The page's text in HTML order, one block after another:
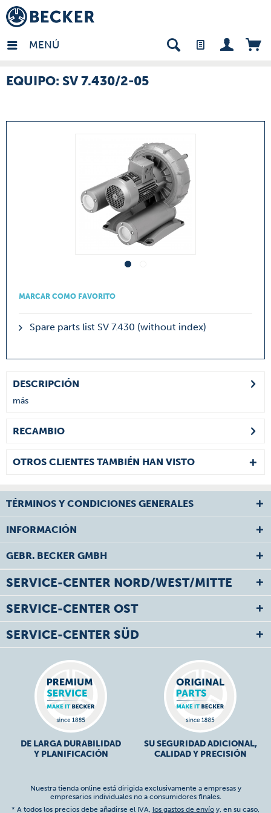
MENÚ
- ES
EQUIPO: SV 7.430/2-05
MARCAR COMO FAVORITO
Spare parts list SV 7.430 (without index)
DESCRIPCIÓN
más
RECAMBIO
OTROS CLIENTES TAMBIÉN HAN VISTO
TÉRMINOS Y CONDICIONES GENERALES
INFORMACIÓN
GEBR. BECKER GMBH
SERVICE-CENTER NORD/WEST/MITTE
SERVICE-CENTER OST
SERVICE-CENTER SÜD
DE LARGA DURABILIDAD
Y PLANIFICACIÓN
SU SEGURIDAD ADICIONAL,
CALIDAD Y PRECISIÓN
Nuestra tienda online está dirigida exclusivamente a empresas y
empresarios individuales no a consumidores finales.
* A todos los precios debe añadirse el IVA, los gastos de envío y, en su caso,